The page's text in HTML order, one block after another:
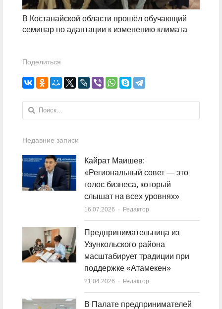
В Костанайской области прошёл обучающий
семинар по адаптации к изменению климата
Поделиться
Найти:
Недавние записи
Кайрат Маишев:
«Региональный совет — это
голос бизнеса, который
слышат на всех уровнях»
16.07.2026 Author
Редактор
Предпринимательница из
Узункольского района
масштабирует традиции при
поддержке «Атамекен»
21.04.2026 Author
Редактор
В Палате предпринимателей